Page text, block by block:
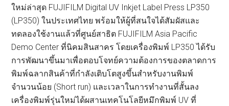
ใหม่ล่าสุด FUJIFILM Digital UV Inkjet Label Press LP350
(LP350) ในประเทศไทย พร้อมให้ผู้ที่สนใจได้สัมผัสและ
ทดลองใช้งานแล้วที่ศูนย์สาธิต FUJIFILM Asia Pacific
Demo Center ที่นิคมสินสาคร โดยเครื่องพิมพ์ LP350 ได้รับ
การพัฒนาขึ้นมาเพื่อตอบโจทย์ความต้องการของตลาดการ
พิมพ์ฉลากสินค้าที่กำลังเติบโตสูงขึ้นสำหรับงานพิมพ์
จำนวนน้อย (Short run) และเวลาในการทำงานที่สั้นลง
เครื่องพิมพ์รุ่นใหม่ได้ผสานเทคโนโลยีหมึกพิมพ์ UV ที่